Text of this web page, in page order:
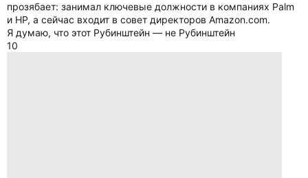
прозябает: занимал ключевые должности в компаниях Palm
и HP, а сейчас входит в совет директоров Amazon.com.
Я думаю, что этот Рубинштейн — не Рубинштейн
10